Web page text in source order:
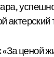
актерский
ценой